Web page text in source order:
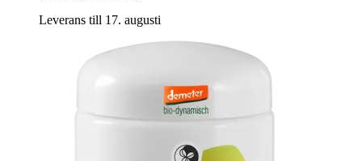
Leverans till 17. augusti